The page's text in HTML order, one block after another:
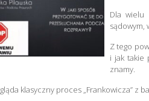
Dla wielu
sądowym,
Z tego
i jak takie
znamy.
klasyczny proces „Frankowicza” z